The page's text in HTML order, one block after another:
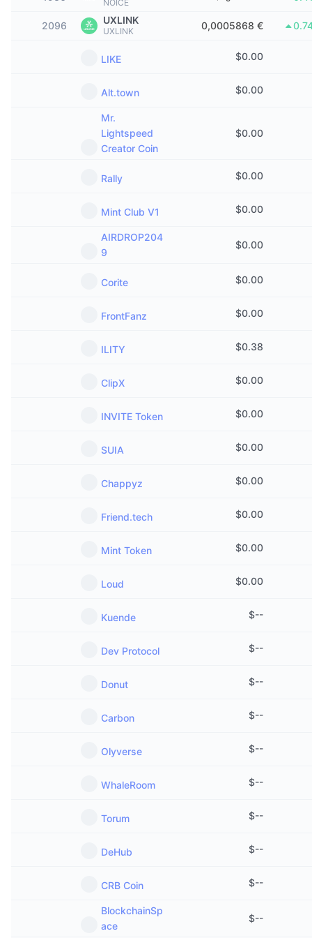
Αθλητισμός
Οικονομικά
Τεχνολογία
Συνολικά στατιστικά NFT
Προσεχείς πωλήσεις
Crypto ETFs
CMC MCP
Εκμάθηση
Ημερολόγιο ICO
Ημερολόγιο Εκδηλώσεων
NOICE
2096 UXLINK
UXLINK 0,0005868 €
LIKE $0.00
Alt.town $0.00
Mr.
Lightspeed
Creator Coin
$0.00
Rally $0.00
Mint Club V1 $0.00
AIRDROP204
9
$0.00
Corite $0.00
FrontFanz $0.00
ILITY $0.38
ClipX $0.00
INVITE Token $0.00
SUIA $0.00
Chappyz $0.00
Friend.tech $0.00
Mint Token $0.00
Loud $0.00
Kuende $--
Dev Protocol $--
Donut $--
Carbon $--
Olyverse $--
WhaleRoom $--
Torum $--
DeHub $--
CRB Coin $--
BlockchainSp
ace
$--